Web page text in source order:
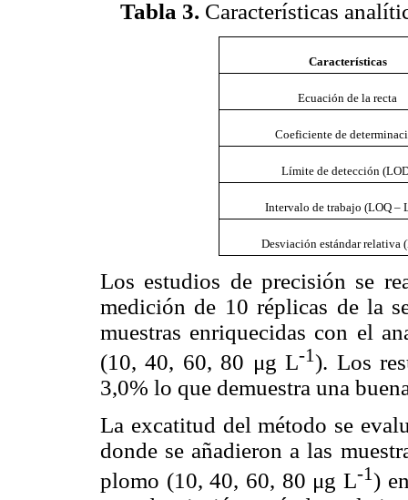
Tabla 3. Características
Características
Ecuación de la recta
Coeficiente de
Límite de detección
Intervalo de trabajo (LOQ –
Desviación estándar relativa
Los estudios de precisión se
medición de 10 réplicas de la
muestras enriquecidas con el
(10, 40, 60, 80 μg L-1). Los
3,0% lo que demuestra una
La excatitud del método se
donde se añadieron a las
plomo (10, 40, 60, 80 μg L-1)